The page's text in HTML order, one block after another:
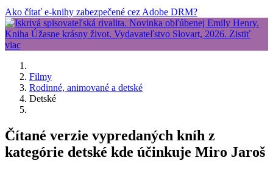
Ako čítať e-knihy zabezpečené cez Adobe DRM?
Filmy
Rodinné, animované a detské
Detské
Čítané verzie vypredaných kníh z
kategórie detské kde účinkuje Miro Jaroš